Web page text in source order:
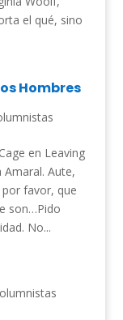
el qué, sino
Hombres
en Leaving
Amaral. Aute,
por favor, que
son…Pido
No...